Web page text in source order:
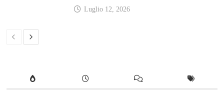
Luglio 12, 2026